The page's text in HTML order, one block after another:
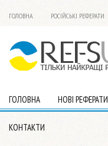
ГОЛОВНА РОСІЙСЬКІ РЕФЕРАТИ
ГОЛОВНА НОВІ РЕФЕРАТИ
КОНТАКТИ